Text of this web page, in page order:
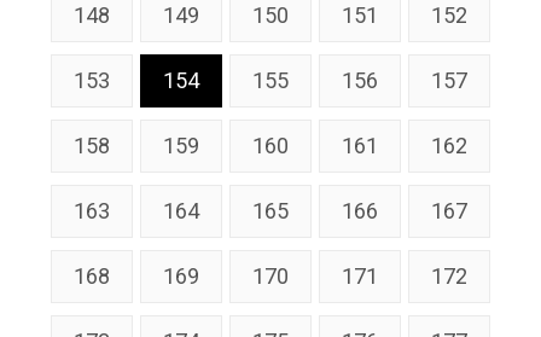
148 149 150 151 152
153 154 155 156 157
158 159 160 161 162
163 164 165 166 167
168 169 170 171 172